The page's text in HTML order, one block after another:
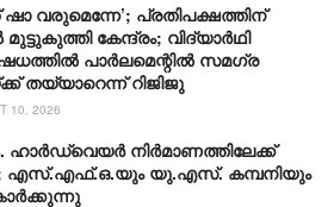
ഷാ വരുമെന്നേ’; പ്രതിപക്ഷത്തിന്
കേന്ദ്രം; വിദ്യാർഥി
പാർലമെന്റിൽ സമഗ്ര
തയ്യാറെന്ന് റിജിജു
10, 2026
നിർമാണത്തിലേക്ക്
എസ്.എഫ്.ഒ.യും യു.എസ്. കമ്പനിയും